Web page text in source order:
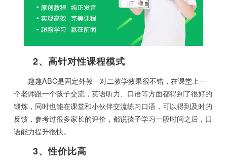
2、高针对性课程模式
趣趣ABC是固定外教一对二教学效果很不错，在课堂上一
个老师跟一个孩子交流，英语听力、口语等方面都得到了很好的
锻炼，同时也能在课堂和小伙伴交流练习口语，可以得到及时的
反馈，参考过很多家长的评价，都说孩子学习一段时间之后，口
语能力提升很快。
3、性价比高